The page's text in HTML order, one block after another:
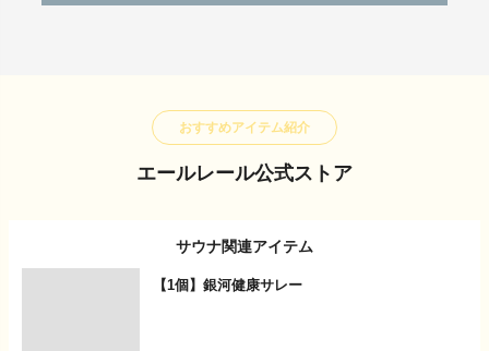
おすすめアイテム紹介
エールレール公式ストア
サウナ関連アイテム
【1個】銀河健康サレー